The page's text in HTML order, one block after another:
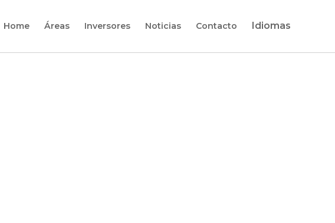
Home Áreas Inversores Noticias Contacto Idiomas